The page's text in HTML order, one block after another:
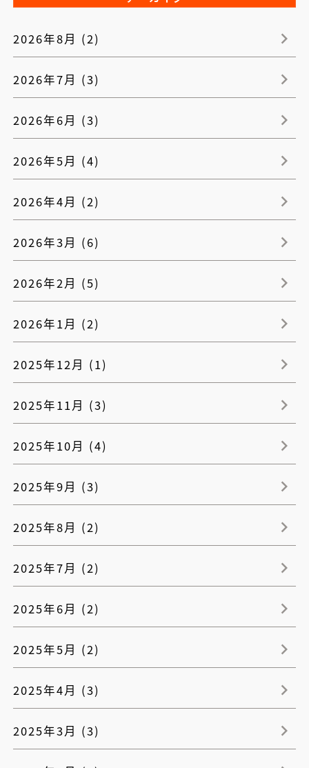
2026年8月 (2)
2026年7月 (3)
2026年6月 (3)
2026年5月 (4)
2026年4月 (2)
2026年3月 (6)
2026年2月 (5)
2026年1月 (2)
2025年12月 (1)
2025年11月 (3)
2025年10月 (4)
2025年9月 (3)
2025年8月 (2)
2025年7月 (2)
2025年6月 (2)
2025年5月 (2)
2025年4月 (3)
2025年3月 (3)